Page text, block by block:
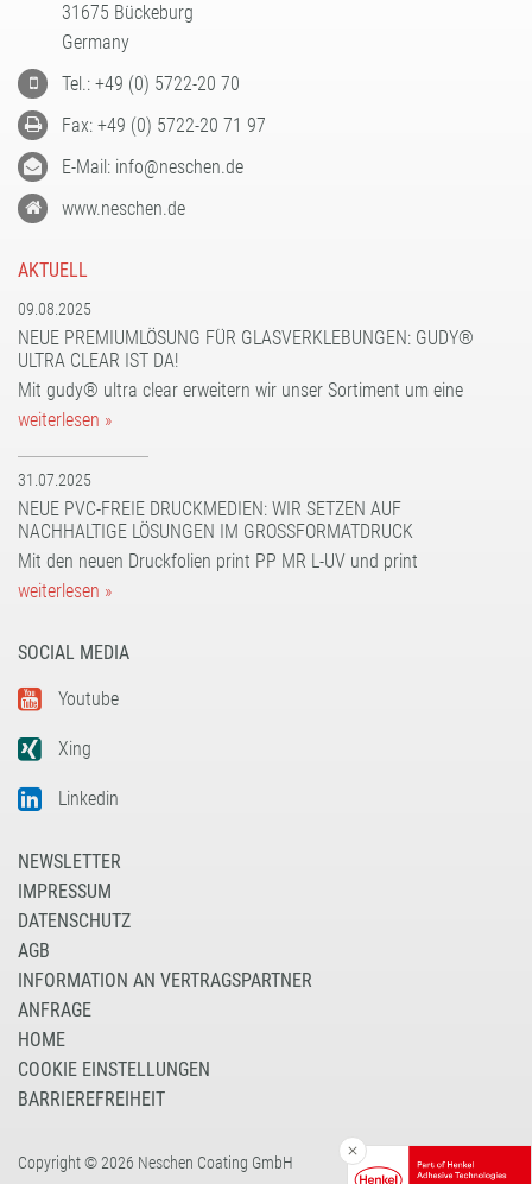
31675 Bückeburg
Germany
Tel.: +49 (0) 5722-20 70
Fax: +49 (0) 5722-20 71 97
E-Mail: info@neschen.de
www.neschen.de
AKTUELL
09.08.2025
NEUE PREMIUMLÖSUNG FÜR GLASVERKLEBUNGEN: GUDY®
ULTRA CLEAR IST DA!
Mit gudy® ultra clear erweitern wir unser Sortiment um eine
weiterlesen »
31.07.2025
NEUE PVC-FREIE DRUCKMEDIEN: WIR SETZEN AUF
NACHHALTIGE LÖSUNGEN IM GROSSFORMATDRUCK
Mit den neuen Druckfolien print PP MR L-UV und print
weiterlesen »
SOCIAL MEDIA
Youtube
Xing
Linkedin
NEWSLETTER
IMPRESSUM
DATENSCHUTZ
AGB
INFORMATION AN VERTRAGSPARTNER
ANFRAGE
HOME
COOKIE EINSTELLUNGEN
BARRIEREFREIHEIT
Copyright © 2026 Neschen Coating GmbH